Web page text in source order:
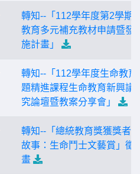
轉知--「112學年度第2學期
教育多元補充教材申請暨發
施計畫」
轉知--「112學年度生命教育
題精進課程生命教育新興議
究論壇暨教案分享會」
轉知--「總統教育獎獲獎者
故事：生命鬥士文藝賞」徵
畫